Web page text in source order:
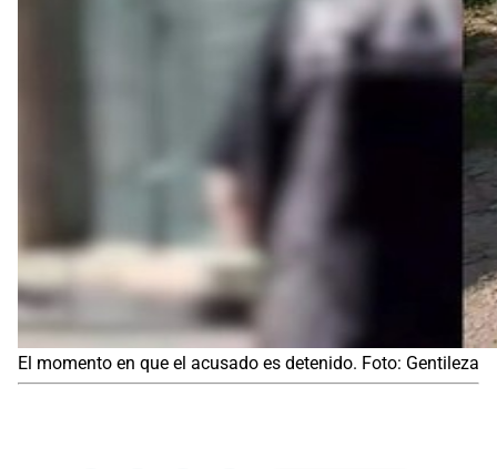
El momento en que el acusado es detenido. Foto: Gentileza